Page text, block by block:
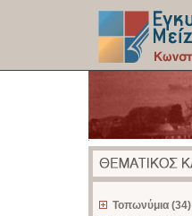
Τοπωνύμια (34)